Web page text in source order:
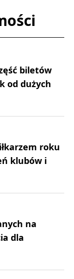
biletów
od dużych
roku
klubów i
na
dla